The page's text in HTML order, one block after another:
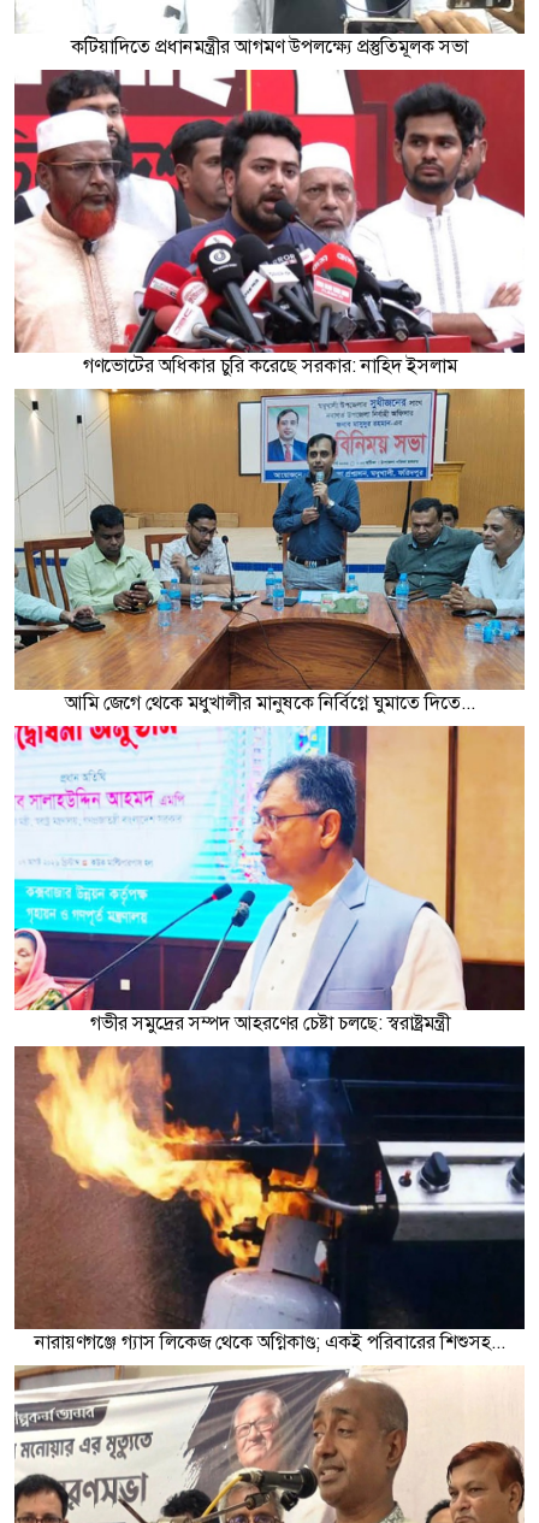
কটিয়াদিতে প্রধানমন্ত্রীর আগমণ উপলক্ষ্যে প্রস্তুতিমূলক সভা
গণভোটের অধিকার চুরি করেছে সরকার: নাহিদ ইসলাম
আমি জেগে থেকে মধুখালীর মানুষকে নির্বিগ্নে ঘুমাতে দিতে...
গভীর সমুদ্রের সম্পদ আহরণের চেষ্টা চলছে: স্বরাষ্ট্রমন্ত্রী
নারায়ণগঞ্জে গ্যাস লিকেজ থেকে অগ্নিকাণ্ড; একই পরিবারের শিশুসহ...